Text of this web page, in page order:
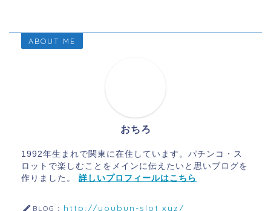
ABOUT ME
おちろ
1992年生まれで関東に在住しています。パチンコ・ス
ロットで楽しむことをメインに伝えたいと思いブログを
作りました。 詳しいプロフィールはこちら
BLOG： http://youbun-slot.xyz/